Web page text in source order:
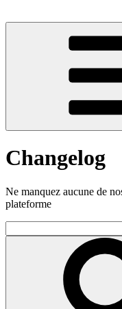
Changelog
Ne manquez aucune de
plateforme